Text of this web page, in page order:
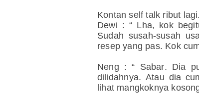
Kontan self talk ribut lagi.
Dewi : “ Lha, kok
Sudah susah-susah
resep yang pas. Kok
Neng : “ Sabar. Dia
dilidahnya. Atau dia
lihat mangkoknya